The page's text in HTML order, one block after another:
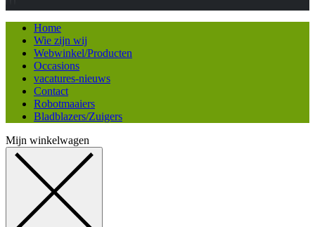
Home
Wie zijn wij
Webwinkel/Producten
Occasions
vacatures-nieuws
Contact
Robotmaaiers
Bladblazers/Zuigers
Mijn winkelwagen